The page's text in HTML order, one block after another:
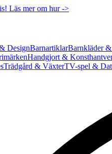
Läs mer om hur ->
DesignBarnartiklarBarnkläder
Handgjort &
Trädgård & VäxterTV-spel &